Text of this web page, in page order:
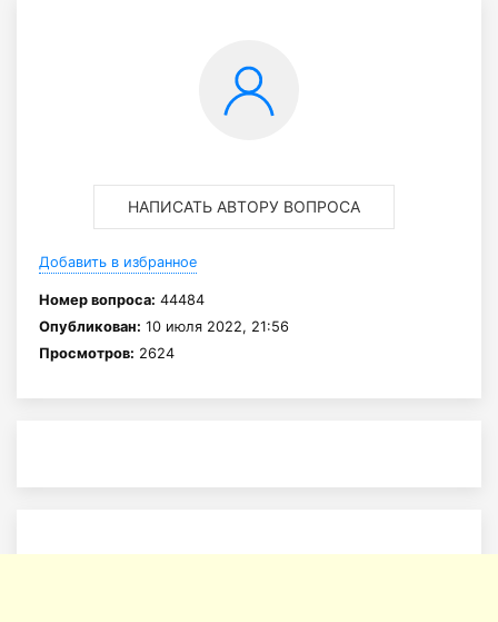
НАПИСАТЬ АВТОРУ ВОПРОСА
Добавить в избранное
Номер вопроса: 44484
Опубликован: 10 июля 2022, 21:56
Просмотров: 2624